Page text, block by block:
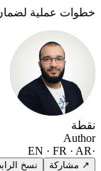
خطوات عملية
نقطة
Author
EN · FR · AR
↗ مشاركة نسخ